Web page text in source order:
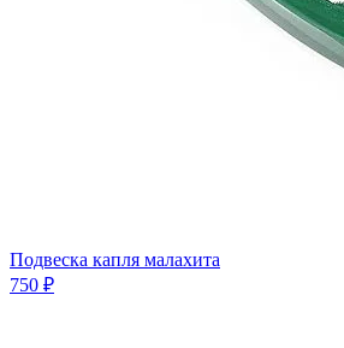
Подвеска капля малахита
750 ₽